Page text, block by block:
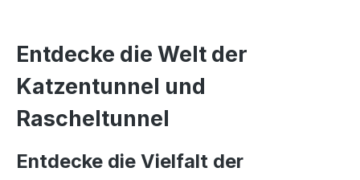
Entdecke die Welt der
Katzentunnel und
Rascheltunnel
Entdecke die Vielfalt der